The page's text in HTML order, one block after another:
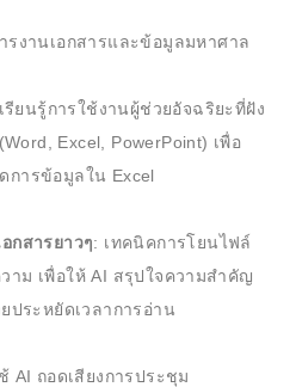
รงานเอกสารและข้อมูลมหาศาล
รียนรู้การใช้งานผู้ช่วยอัจฉริยะที่ฝัง
Excel, PowerPoint) เพื่อ
การข้อมูลใน Excel
กสารยาวๆ: เทคนิคการโยนไฟล์
าม เพื่อให้ AI สรุปใจความสำคัญ
ประหยัดเวลาการอ่าน
AI ถอดเสียงการประชุม